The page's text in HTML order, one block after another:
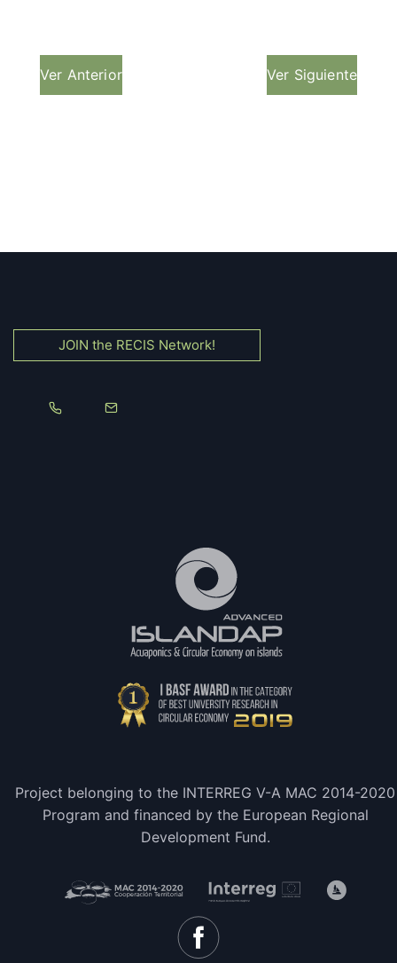
Ver Anterior Ver Siguiente
JOIN the RECIS Network!
Project belonging to the INTERREG V-A MAC 2014-2020
Program and financed by the European Regional
Development Fund.